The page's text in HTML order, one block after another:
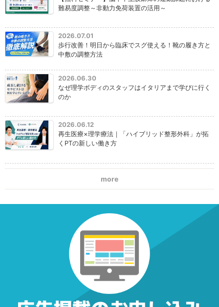
難易度調整～非動力免荷装置の活用～
2026.07.01
歩行改善！明日から臨床でスグ使える！靴の履き方と
中敷の調整方法
2026.06.30
なぜ理学ボディのスタッフはイタリアまで学びに行く
のか
2026.06.12
再生医療×理学療法｜「ハイブリッド整形外科」が拓
くPTの新しい働き方
more